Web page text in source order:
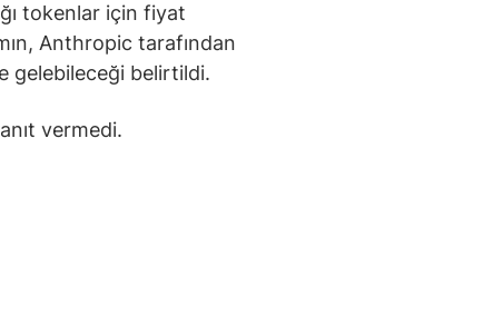
tokenlar için fiyat
Anthropic tarafından
gelebileceği belirtildi.
vermedi.